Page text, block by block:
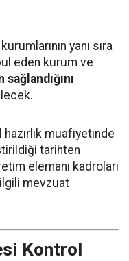
yanı sıra
eden kurum ve
sağlandığını
muafiyetinde
tarihten
elemanı kadroları
mevzuat
Kontrol